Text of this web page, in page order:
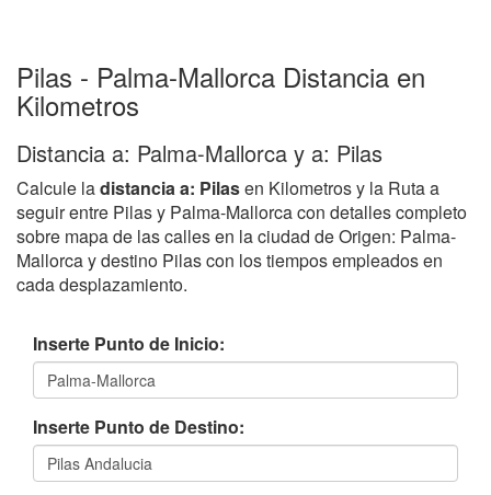
Pilas - Palma-Mallorca Distancia en
Kilometros
Distancia a: Palma-Mallorca y a: Pilas
Calcule ladistancia a: Pilasen Kilometros y la Ruta a
seguir entre Pilas y Palma-Mallorca con detalles completo
sobre mapa de las calles en la ciudad de Origen: Palma-
Mallorca y destino Pilas con los tiempos empleados en
cada desplazamiento.
Inserte Punto de Inicio:
Inserte Punto de Destino: